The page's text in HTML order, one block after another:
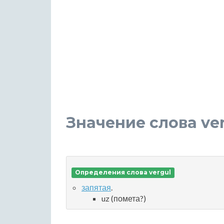
Значение слова
Определения слова vergul
запятая.
uz (помета?)